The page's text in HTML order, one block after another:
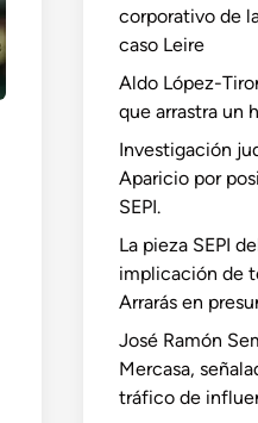
corporativo de
caso Leire
Aldo López-
que arrastra un
Investigación
Aparicio por
SEPI.
La pieza SEPI
implicación de
Arrarás en
José Ramón
Mercasa,
tráfico de